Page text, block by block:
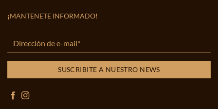
¡MANTENETE INFORMADO!